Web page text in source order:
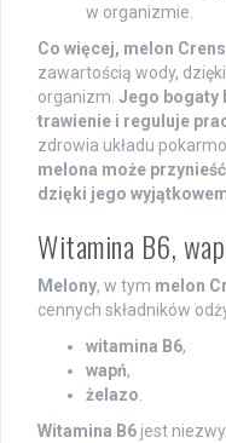
w organizmie.
Co więcej, melon
zawartością wody,
organizm. Jego bogaty
trawienie i reguluje
zdrowia układu
melona może
dzięki jego
Witamina B6,
Melony, w tym melon
cennych składników
witamina B6,
wapń,
żelazo
Witamina B6 jest